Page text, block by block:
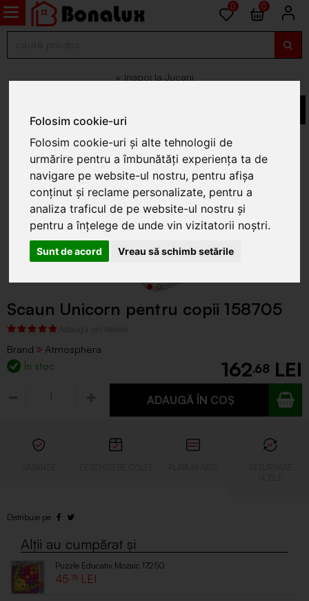
Folosim cookie-uri
Folosim cookie-uri și alte tehnologii de
urmărire pentru a îmbunătăți experiența ta de
navigare pe website-ul nostru, pentru afișa
conținut și reclame personalizate, pentru a
analiza traficul de pe website-ul nostru și
pentru a înțelege de unde vin vizitatorii noștri.
Sunt de acord Vreau să schimb setările
0 0
Jucarii
Scaun Unicorn pentru copii 158705
Brand
Atmosphera
În stoc
162.68
ADAUGĂ ÎN COȘ
Puzzle Educativ Mozaic 17250
45 .75